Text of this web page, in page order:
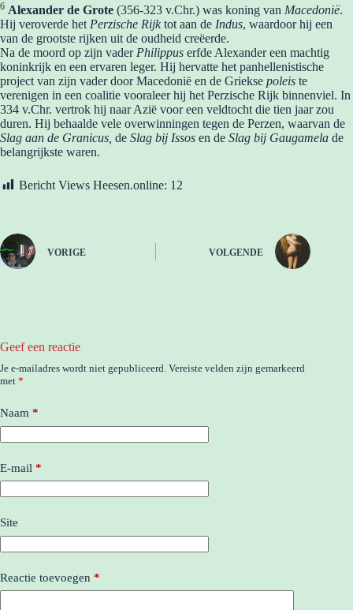
6 Alexander de Grote (356-323 v.Chr.) was koning van Macedonië.
Hij veroverde het Perzische Rijk tot aan de Indus, waardoor hij een
van de grootste rijken uit de oudheid creëerde.
Na de moord op zijn vader Philippus erfde Alexander een machtig
koninkrijk en een ervaren leger. Hij hervatte het panhellenistische
project van zijn vader door Macedonië en de Griekse poleis te
verenigen in een coalitie vooraleer hij het Perzische Rijk binnenviel. In
334 v.Chr. vertrok hij naar Azië voor een veldtocht die tien jaar zou
duren. Hij behaalde vele overwinningen tegen de Perzen, waarvan de
Slag aan de Granicus, de Slag bij Issos en de Slag bij Gaugamela de
belangrijkste waren.
Bericht Views Heesen.online: 12
VORIGE VOLGENDE
Geef een reactie
Je e-mailadres wordt niet gepubliceerd. Vereiste velden zijn gemarkeerd
met *
Naam *
E-mail *
Site
Reactie toevoegen *